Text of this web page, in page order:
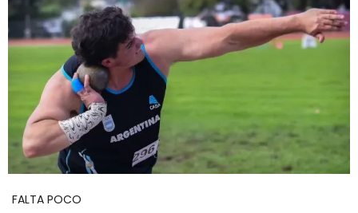
FALTA POCO